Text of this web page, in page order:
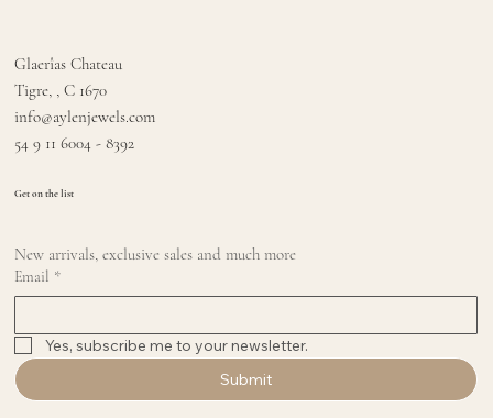
Glaerîas Chateau
Tigre, , C 1670
info@aylenjewels.com
54 9 11 6004 - 8392
Get on the list
New arrivals, exclusive sales and much more
Email *
Yes, subscribe me to your newsletter.
Submit